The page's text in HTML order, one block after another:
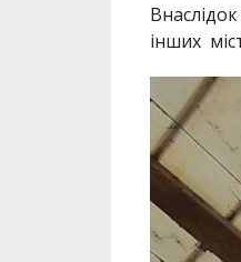
інших